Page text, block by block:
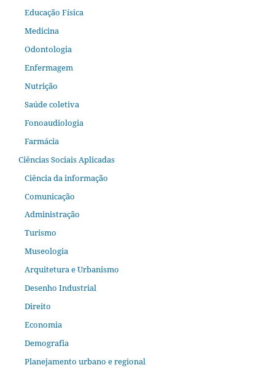
Educação Física
Medicina
Odontologia
Enfermagem
Nutrição
Saúde coletiva
Fonoaudiologia
Farmácia
Ciências Sociais Aplicadas
Ciência da informação
Comunicação
Administração
Turismo
Museologia
Arquitetura e Urbanismo
Desenho Industrial
Direito
Economia
Demografia
Planejamento urbano e regional